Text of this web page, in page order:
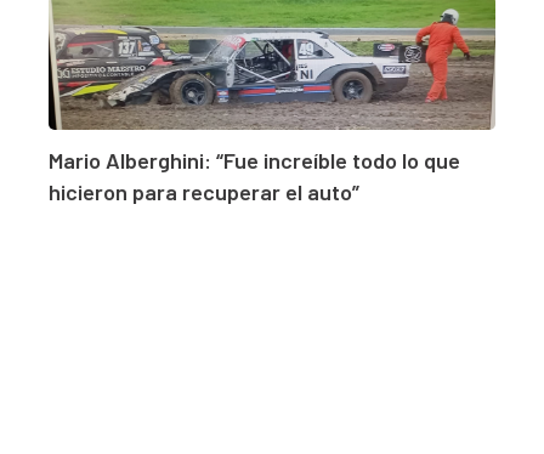
Mario Alberghini: “Fue increíble todo lo que
hicieron para recuperar el auto”